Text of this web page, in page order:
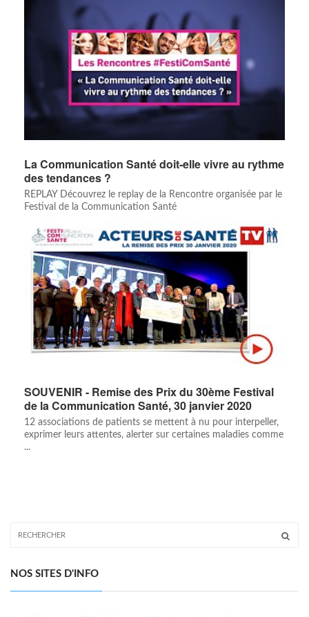
La Communication Santé doit-elle vivre au rythme
des tendances ?
REPLAY Découvrez le replay de la Rencontre organisée par le
Festival de la Communication Santé
SOUVENIR - Remise des Prix du 30ème Festival
de la Communication Santé, 30 janvier 2020
12 associations de patients se mettent à nu pour interpeller,
exprimer leurs attentes, alerter sur certaines maladies comme
...
NOS SITES D'INFO